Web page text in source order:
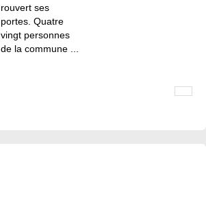
rouvert ses
portes. Quatre
vingt personnes
de la commune ...